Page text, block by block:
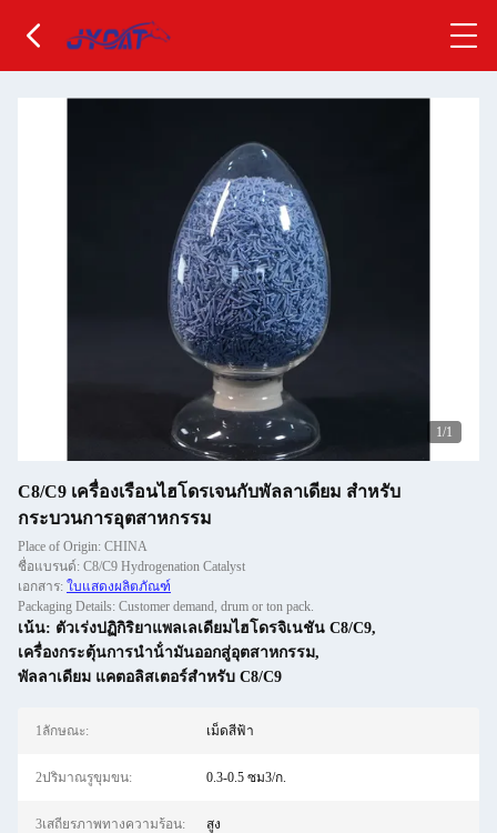
1/1
C8/C9 เครื่องเรือนไฮโดรเจนกับพัลลาเดียม สําหรับ
กระบวนการอุตสาหกรรม
Place of Origin: CHINA
ชื่อแบรนด์: C8/C9 Hydrogenation Catalyst
เอกสาร: ใบแสดงผลิตภัณฑ์
Packaging Details: Customer demand, drum or ton pack.
เน้น: ตัวเร่งปฏิกิริยาแพลเลเดียมไฮโดรจิเนชัน C8/C9,
เครื่องกระตุ้นการนําน้ํามันออกสู่อุตสาหกรรม,
พัลลาเดียม แคตอลิสเตอร์สําหรับ C8/C9
1ลักษณะ: เม็ดสีฟ้า
2ปริมาณรูขุมขน: 0.3-0.5 ซม3/ก.
3เสถียรภาพทางความร้อน: สูง